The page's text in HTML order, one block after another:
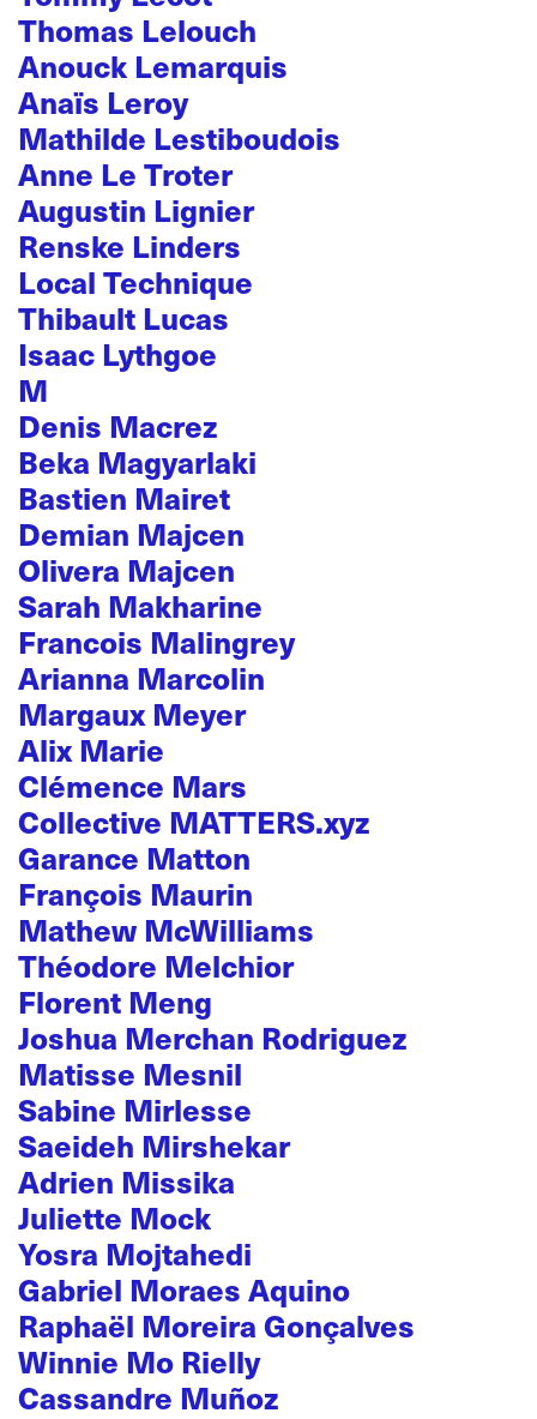
Thomas Lelouch
Anouck Lemarquis
Anaïs Leroy
Mathilde Lestiboudois
Anne Le Troter
Augustin Lignier
Renske Linders
Local Technique
Thibault Lucas
Isaac Lythgoe
M
Denis Macrez
Beka Magyarlaki
Bastien Mairet
Demian Majcen
Olivera Majcen
Sarah Makharine
Francois Malingrey
Arianna Marcolin
Margaux Meyer
Alix Marie
Clémence Mars
Collective MATTERS.xyz
Garance Matton
François Maurin
Mathew McWilliams
Théodore Melchior
Florent Meng
Joshua Merchan Rodriguez
Matisse Mesnil
Sabine Mirlesse
Saeideh Mirshekar
Adrien Missika
Juliette Mock
Yosra Mojtahedi
Gabriel Moraes Aquino
Raphaël Moreira Gonçalves
Winnie Mo Rielly
Cassandre Muñoz